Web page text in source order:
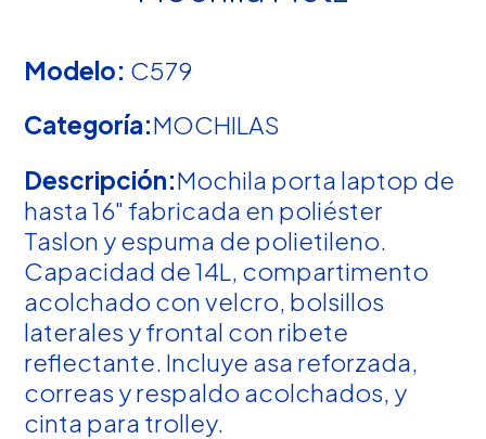
Modelo: C579
Categoría:MOCHILAS
Descripción:Mochila porta laptop de
hasta 16" fabricada en poliéster
Taslon y espuma de polietileno.
Capacidad de 14L, compartimento
acolchado con velcro, bolsillos
laterales y frontal con ribete
reflectante. Incluye asa reforzada,
correas y respaldo acolchados, y
cinta para trolley.